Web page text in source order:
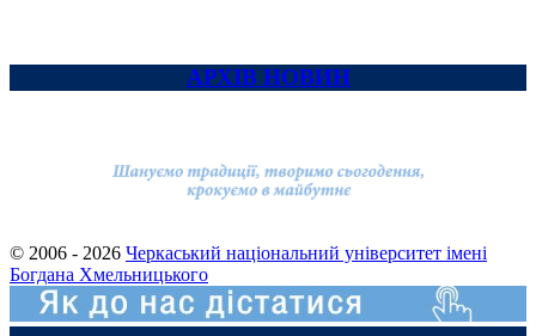
АРХІВ НОВИН
© 2006 - 2026 Черкаський національний університет імені
Богдана Хмельницького